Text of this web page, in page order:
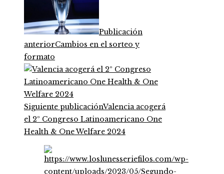
Publicación
anteriorCambios en el sorteo y
formato
Siguiente publicaciónValencia acogerá
el 2º Congreso Latinoamericano One
Health & One Welfare 2024